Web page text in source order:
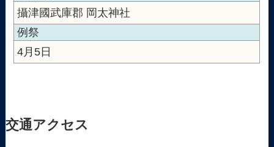
攝津國武庫郡 岡太神社
例祭
4月5日
交通アクセス